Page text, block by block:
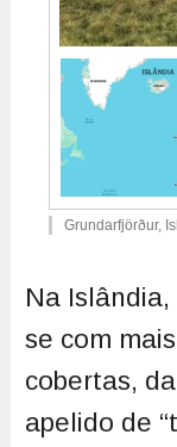
Grundarfjörður,
Na
se com
cobertas,
apelido de